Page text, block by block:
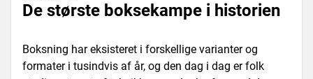
De største boksekampe i historien
Boksning har eksisteret i forskellige varianter og
formater i tusindvis af år, og den dag i dag er folk